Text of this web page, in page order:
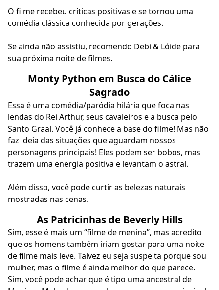
O filme recebeu críticas positivas e se tornou uma
comédia clássica conhecida por gerações.
Se ainda não assistiu, recomendo Debi & Lóide para
sua próxima noite de filmes.
Monty Python em Busca do Cálice
Sagrado
Essa é uma comédia/paródia hilária que foca nas
lendas do Rei Arthur, seus cavaleiros e a busca pelo
Santo Graal. Você já conhece a base do filme! Mas não
faz ideia das situações que aguardam nossos
personagens principais! Eles podem ser bobos, mas
trazem uma energia positiva e levantam o astral.
Além disso, você pode curtir as belezas naturais
mostradas nas cenas.
As Patricinhas de Beverly Hills
Sim, esse é mais um “filme de menina”, mas acredito
que os homens também iriam gostar para uma noite
de filme mais leve. Talvez eu seja suspeita porque sou
mulher, mas o filme é ainda melhor do que parece.
Sim, você pode achar que é tipo uma ancestral de